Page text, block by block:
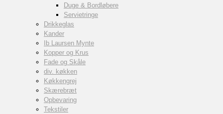
Duge & Bordløbere
Servietringe
Drikkeglas
Kander
Ib Laursen Mynte
Kopper og Krus
Fade og Skåle
div. køkken
Køkkengrej
Skærebræt
Opbevaring
Tekstiler